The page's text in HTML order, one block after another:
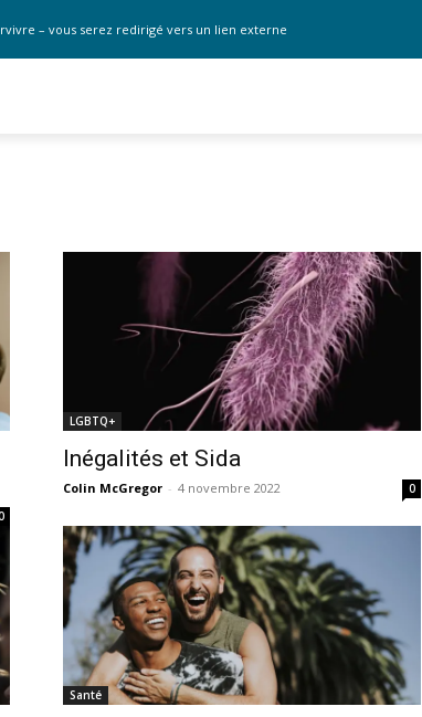
– vous serez redirigé vers un lien externe
LGBTQ+
Inégalités et Sida
Colin McGregor - 4 novembre 2022 0
Santé